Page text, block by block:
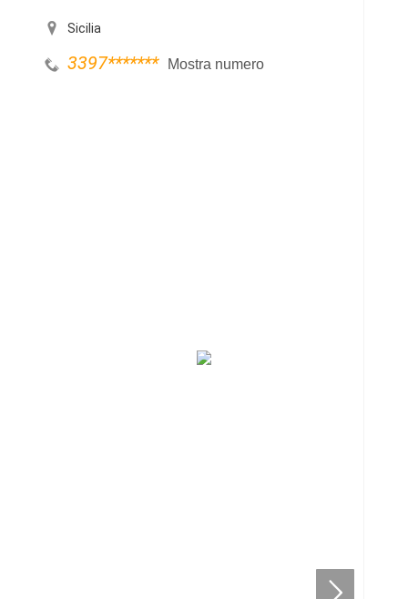
Sicilia
3397******* Mostra numero